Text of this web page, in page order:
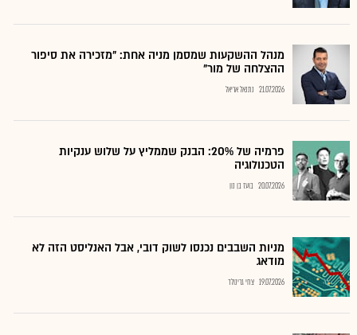
מנהל ההשקעות שמסמן מניה אחת: "מזכירה את סיפור
ההצלחה של מור"
21.07.2026 נתנאל אריאל
פרמיה של 20%: הבנק שממליץ על שלוש ענקיות
הטכנולוגיה
20.07.2026 בועז בן נון
מניות השבבים נכנסו לשוק דובי, אבל האנליסט הזה לא
מודאג
19.07.2026 צחי גרינולד